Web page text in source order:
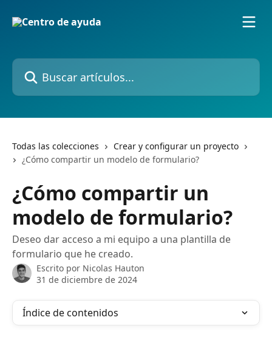
Buscar artículos...
Todas las colecciones
Crear y configurar un proyecto
¿Cómo compartir un modelo de formulario?
¿Cómo compartir un
modelo de formulario?
Deseo dar acceso a mi equipo a una plantilla de
formulario que he creado.
Escrito por Nicolas Hauton
31 de diciembre de 2024
Índice de contenidos